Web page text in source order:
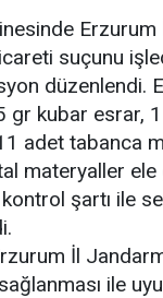
suçunu
düzenlendi.
gr kubar esrar,
adet tabanca
materyaller ele
şartı ile
İl
ile